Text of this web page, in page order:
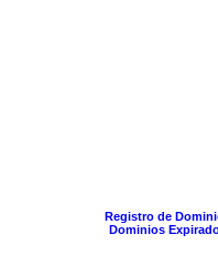
Registro de
Dominios